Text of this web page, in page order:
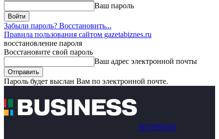
Ваш пароль
Забыли пароль? Восстановить...
Правила пользования сайтом gazetabiznes.ru
восстановление пароля
Восстановите свой пароль
Ваш адрес электронной почты
Пароль будет выслан Вам по электронной почте.
BUSINESS